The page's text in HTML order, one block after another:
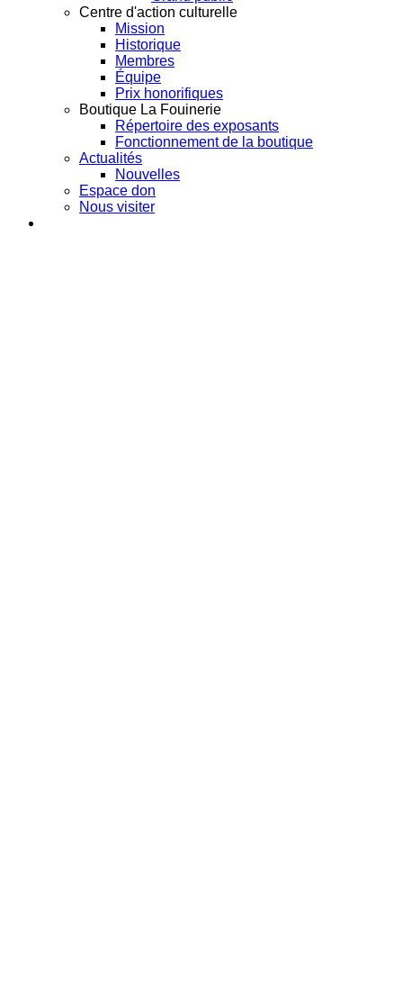
Centre d'action culturelle
Mission
Historique
Membres
Équipe
Prix honorifiques
Boutique La Fouinerie
Répertoire des exposants
Fonctionnement de la boutique
Actualités
Nouvelles
Espace don
Nous visiter